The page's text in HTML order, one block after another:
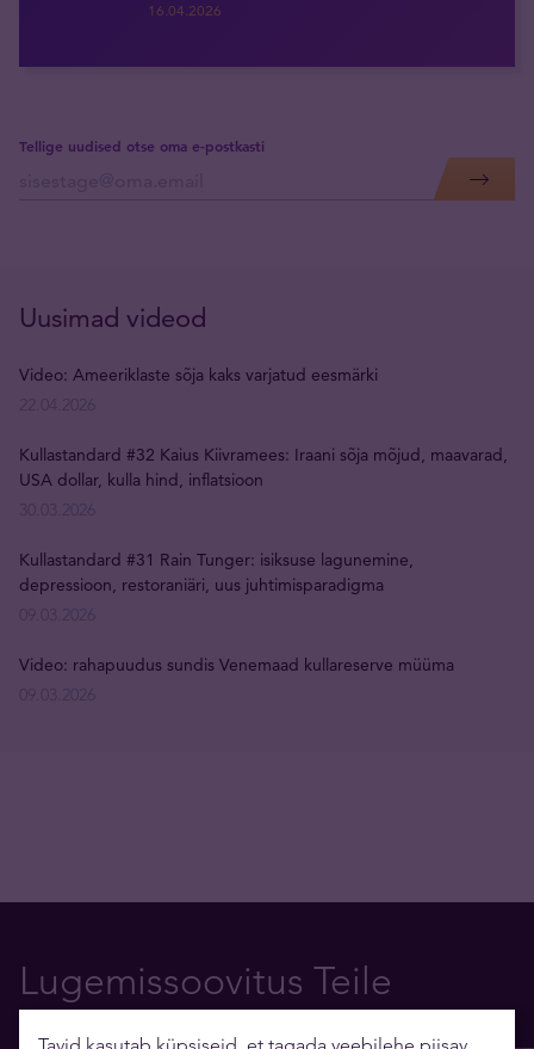
16.04.2026
Tellige uudised otse oma e-postkasti
Uusimad videod
Video: Ameeriklaste sõja kaks varjatud eesmärki
Kullastandard #32 Kaius Kiivramees: Iraani sõja mõjud, maavarad,
USA dollar, kulla hind, inflatsioon
Kullastandard #31 Rain Tunger: isiksuse lagunemine,
depressioon, restoraniäri, uus juhtimisparadigma
Video: rahapuudus sundis Venemaad kullareserve müüma
Lugemissoovitus Teile